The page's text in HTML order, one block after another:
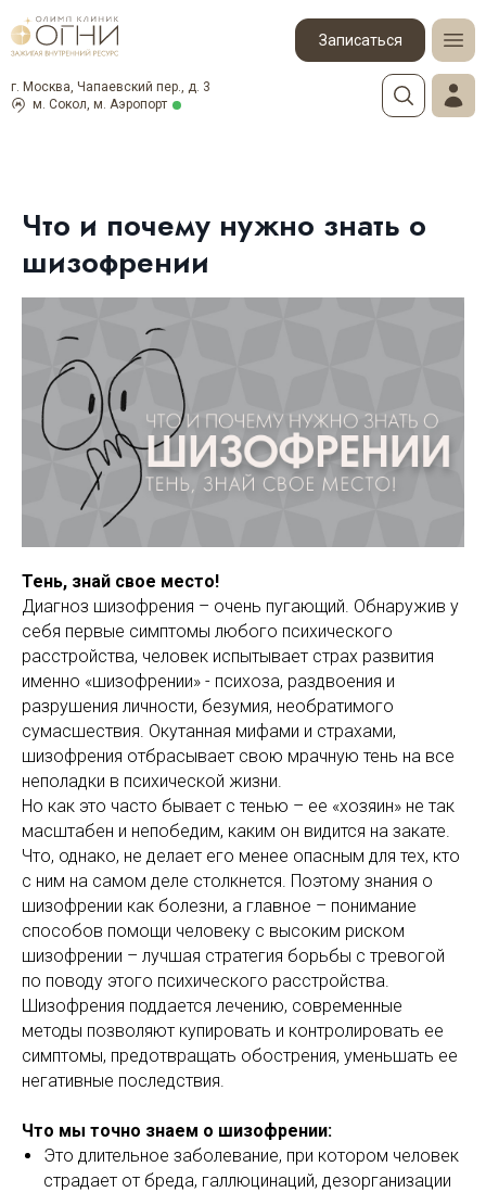
Записаться
м. Сокол, м. Аэропорт
г. Москва, Чапаевский пер., д. 3
Что и почему нужно знать о
шизофрении
Тень, знай свое место!
Диагноз шизофрения – очень пугающий. Обнаружив у
себя первые симптомы любого психического
расстройства, человек испытывает страх развития
именно «шизофрении» - психоза, раздвоения и
разрушения личности, безумия, необратимого
сумасшествия. Окутанная мифами и страхами,
шизофрения отбрасывает свою мрачную тень на все
неполадки в психической жизни.
Но как это часто бывает с тенью – ее «хозяин» не так
масштабен и непобедим, каким он видится на закате.
Что, однако, не делает его менее опасным для тех, кто
с ним на самом деле столкнется. Поэтому знания о
шизофрении как болезни, а главное – понимание
способов помощи человеку с высоким риском
шизофрении – лучшая стратегия борьбы с тревогой
по поводу этого психического расстройства.
Шизофрения поддается лечению, современные
методы позволяют купировать и контролировать ее
симптомы, предотвращать обострения, уменьшать ее
негативные последствия.
Что мы точно знаем о шизофрении:
Это длительное заболевание, при котором человек
страдает от бреда, галлюцинаций, дезорганизации